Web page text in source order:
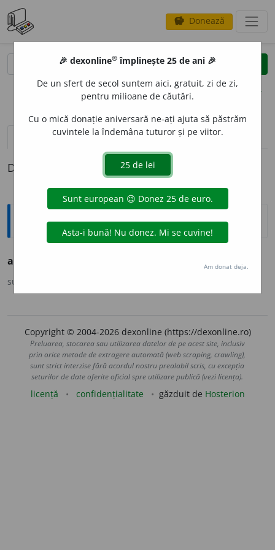
savings Donează
clear
opțiuni
definiții (1) pronunțievolume_up (50)
Definiția cu ID-ul 779637:
Ortografice DOOM
abs
sursa:
Copyright © 2004-2026 dexonline (https://dexonline.ro)
Preluarea, stocarea sau utilizarea datelor de pe acest site, inclusiv
prin orice metode de extragere automată (web scraping, crawling),
sunt strict interzise fără acordul nostru prealabil scris, cu excepția
seturilor de date oferite oficial spre utilizare publică (vezi licența).
licență confidențialitate găzduit de Hosterion
🎉 dexonline® împlinește 25 de ani 🎉
De un sfert de secol suntem aici, gratuit, zi de zi,
pentru milioane de căutări.
Cu o mică donație aniversară ne-ați ajuta să păstrăm
cuvintele la îndemâna tuturor și pe viitor.
Am donat deja.